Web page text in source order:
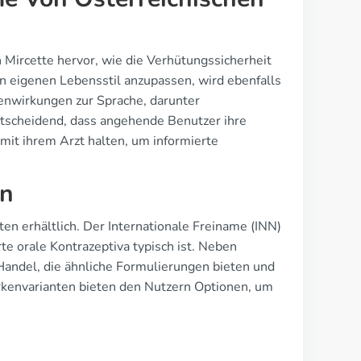
hervor, wie die Verhütungssicherheit
eigenen Lebensstil anzupassen, wird ebenfalls
zur Sprache, darunter
dass angehende Benutzer ihre
ihrem Arzt halten, um informierte
erhältlich. Der Internationale Freiname (INN)
orale Kontrazeptiva typisch ist. Neben
die ähnliche Formulierungen bieten und
bieten den Nutzern Optionen, um